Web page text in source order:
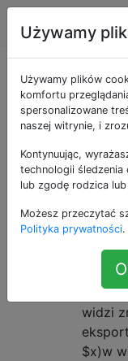
jako
2
Czy
Z tego,
widzi
$x)w
Używamy
Używamy plików
komfortu
spersonalizowane
naszej witrynie, i
Kontynuując,
technologii śledzenia
lub zgodę rodzica lub
Możesz przeczytać
Polityka prywatności.